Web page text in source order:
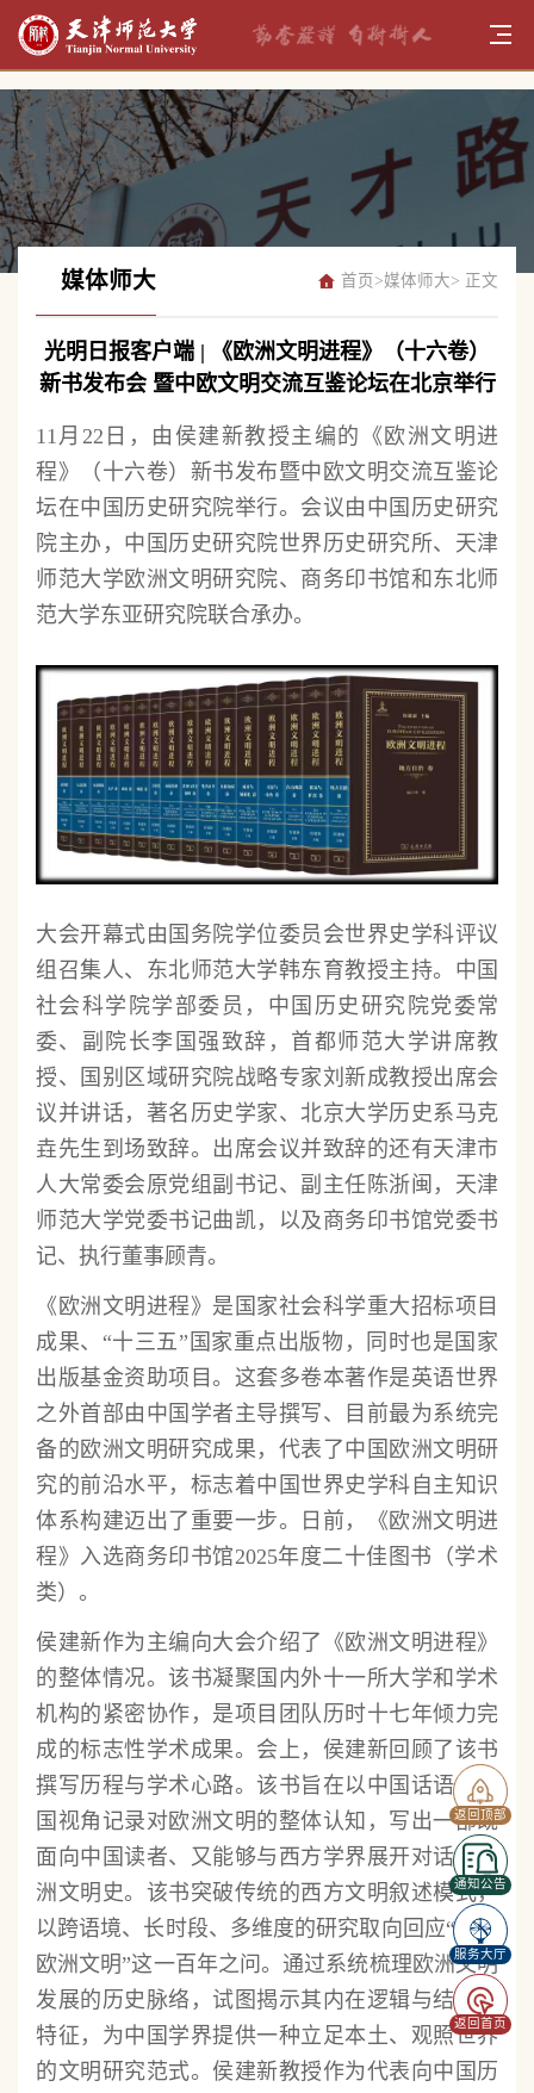
返回顶部
通知公告
服务大厅
返回首页
媒体师大 首页 >媒体师大> 正文
光明日报客户端 | 《欧洲文明进程》（十六卷）
新书发布会 暨中欧文明交流互鉴论坛在北京举行
11月22日，由侯建新教授主编的《欧洲文明进
程》（十六卷）新书发布暨中欧文明交流互鉴论
坛在中国历史研究院举行。会议由中国历史研究
院主办，中国历史研究院世界历史研究所、天津
师范大学欧洲文明研究院、商务印书馆和东北师
范大学东亚研究院联合承办。
大会开幕式由国务院学位委员会世界史学科评议
组召集人、东北师范大学韩东育教授主持。中国
社会科学院学部委员，中国历史研究院党委常
委、副院长李国强致辞，首都师范大学讲席教
授、国别区域研究院战略专家刘新成教授出席会
议并讲话，著名历史学家、北京大学历史系马克
垚先生到场致辞。出席会议并致辞的还有天津市
人大常委会原党组副书记、副主任陈浙闽，天津
师范大学党委书记曲凯，以及商务印书馆党委书
记、执行董事顾青。
《欧洲文明进程》是国家社会科学重大招标项目
成果、“十三五”国家重点出版物，同时也是国家
出版基金资助项目。这套多卷本著作是英语世界
之外首部由中国学者主导撰写、目前最为系统完
备的欧洲文明研究成果，代表了中国欧洲文明研
究的前沿水平，标志着中国世界史学科自主知识
体系构建迈出了重要一步。日前，《欧洲文明进
程》入选商务印书馆2025年度二十佳图书（学术
类）。
侯建新作为主编向大会介绍了《欧洲文明进程》
的整体情况。该书凝聚国内外十一所大学和学术
机构的紧密协作，是项目团队历时十七年倾力完
成的标志性学术成果。会上，侯建新回顾了该书
撰写历程与学术心路。该书旨在以中国话语与中
国视角记录对欧洲文明的整体认知，写出一部既
面向中国读者、又能够与西方学界展开对话的欧
洲文明史。该书突破传统的西方文明叙述模式，
以跨语境、长时段、多维度的研究取向回应“何谓
欧洲文明”这一百年之问。通过系统梳理欧洲文明
发展的历史脉络，试图揭示其内在逻辑与结构性
特征，为中国学界提供一种立足本土、观照世界
的文明研究范式。侯建新教授作为代表向中国历